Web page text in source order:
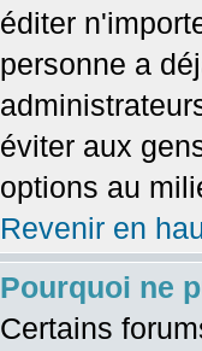
éditer
personne a
éviter aux
options au
Revenir en
Pourquoi ne
Certains